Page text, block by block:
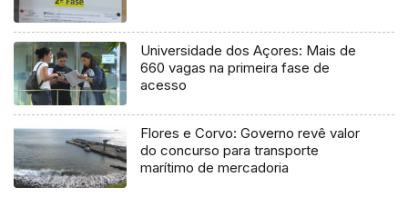
Universidade dos Açores: Mais de
660 vagas na primeira fase de
acesso
Flores e Corvo: Governo revê valor
do concurso para transporte
marítimo de mercadoria